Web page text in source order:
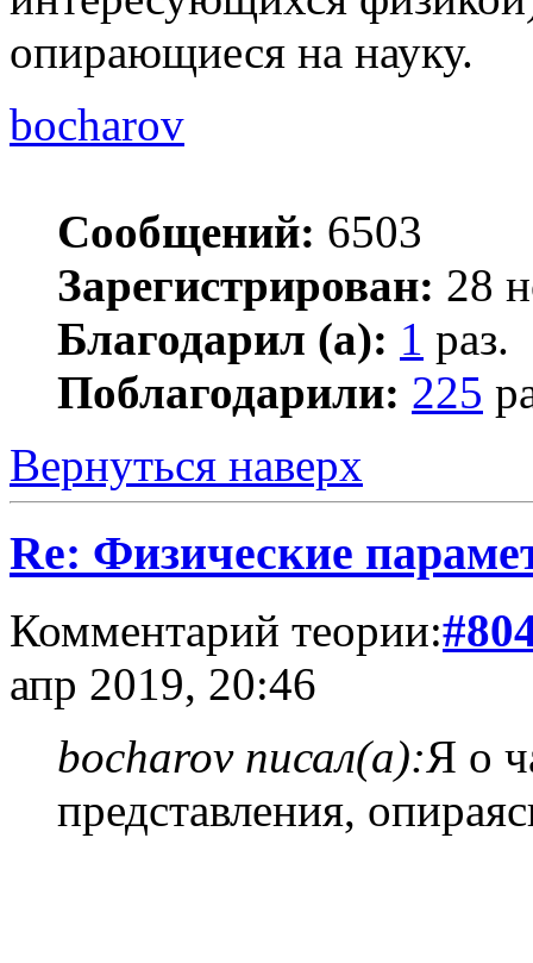
опирающиеся на науку.
bocharov
Сообщений: 6503
Зарегистрирован: 28
Благодарил (а): 1 раз.
Поблагодарили: 225
Вернуться наверх
Re: Физические
Комментарий теории:
апр 2019, 20:46
bocharov писал(а):Я о
представления,